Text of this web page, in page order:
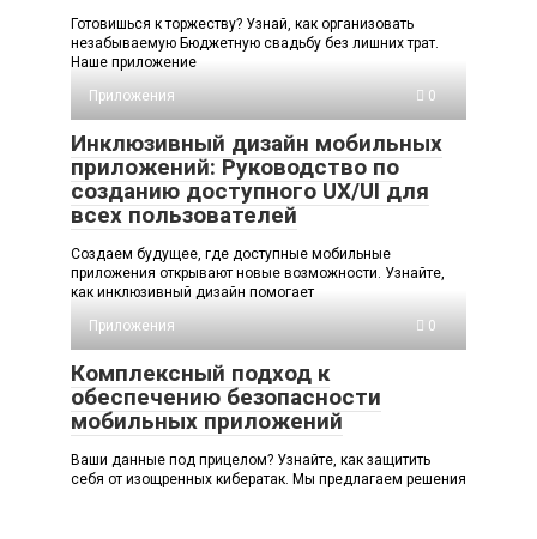
Готовишься к торжеству? Узнай, как организовать
незабываемую Бюджетную свадьбу без лишних трат.
Наше приложение
Приложения
0
Инклюзивный дизайн мобильных
приложений: Руководство по
созданию доступного UX/UI для
всех пользователей
Создаем будущее, где доступные мобильные
приложения открывают новые возможности. Узнайте,
как инклюзивный дизайн помогает
Приложения
0
Комплексный подход к
обеспечению безопасности
мобильных приложений
Ваши данные под прицелом? Узнайте, как защитить
себя от изощренных кибератак. Мы предлагаем решения